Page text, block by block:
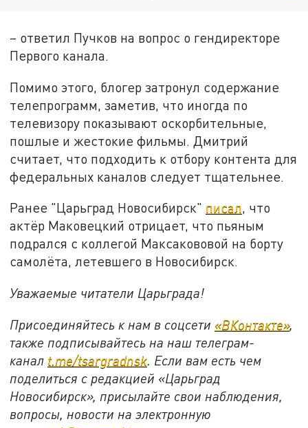
– ответил Пучков на вопрос о гендиректоре
Первого канала.
Помимо этого, блогер затронул содержание
телепрограмм, заметив, что иногда по
телевизору показывают оскорбительные,
пошлые и жестокие фильмы. Дмитрий
считает, что подходить к отбору контента для
федеральных каналов следует тщательнее.
Ранее "Царьград Новосибирск" писал, что
актёр Маковецкий отрицает, что пьяным
подрался с коллегой Максакововой на борту
самолёта, летевшего в Новосибирск.
Уважаемые читатели Царьграда!
Присоединяйтесь к нам в соцсети «ВКонтакте»,
также подписывайтесь на наш телеграм-
канал t.me/tsargradnsk. Если вам есть чем
поделиться с редакцией «Царьград
Новосибирск», присылайте свои наблюдения,
вопросы, новости на электронную